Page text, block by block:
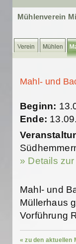
Mühlenverein
Mahl- und
Beginn:
Ende:
» Details
Mahl- und
Müllerhaus
Vorführung
« zu den aktuellen